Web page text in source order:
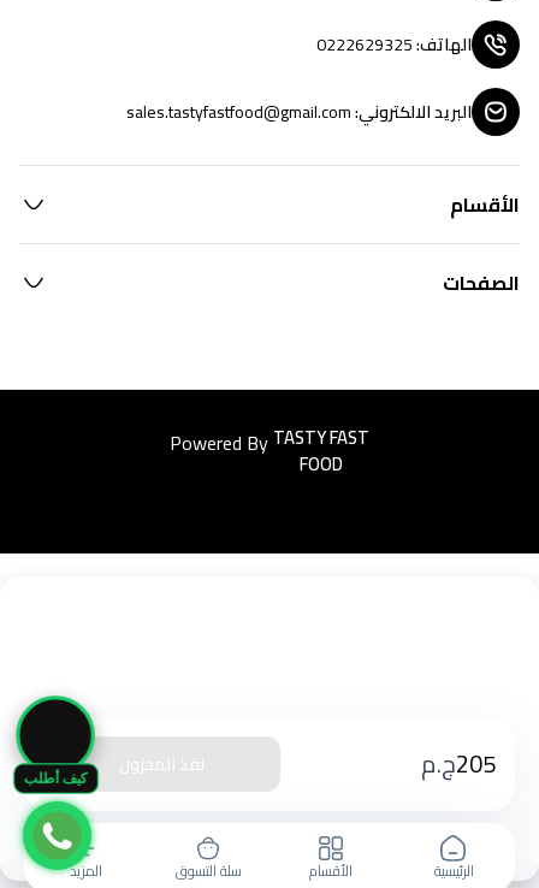
كيف أطلب 205ج.م نفذ المخزون
الرئيسية الأقسام سلة التسوق المزيد
الهاتف:
0222629325
البريد الالكتروني:
sales.tastyfastfood@gmail.com
الأقسام
الصفحات
Powered ByEasyorders